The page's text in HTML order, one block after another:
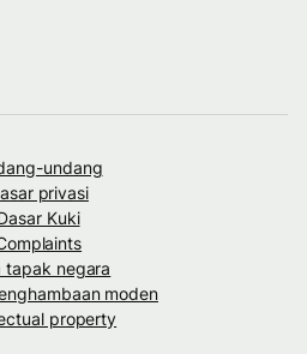
undang
privasi
Kuki
tapak negara
moden
property